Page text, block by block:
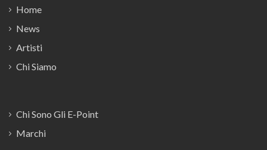
Home
News
Artisti
Chi Siamo
Chi Sono Gli E-Point
Marchi